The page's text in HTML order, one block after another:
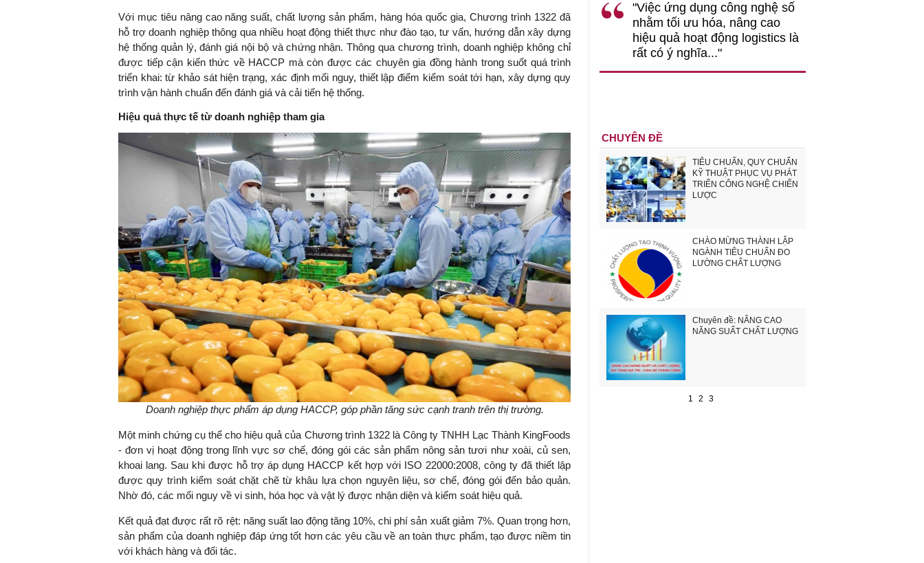
Với mục tiêu nâng cao năng suất, chất lượng sản phẩm, hàng hóa quốc gia, Chương trình 1322 đã
hỗ trợ doanh nghiệp thông qua nhiều hoạt động thiết thực như đào tạo, tư vấn, hướng dẫn xây dựng
hệ thống quản lý, đánh giá nội bộ và chứng nhận. Thông qua chương trình, doanh nghiệp không chỉ
được tiếp cận kiến thức về HACCP mà còn được các chuyên gia đồng hành trong suốt quá trình
triển khai: từ khảo sát hiện trạng, xác định mối nguy, thiết lập điểm kiểm soát tới hạn, xây dựng quy
trình vận hành chuẩn đến đánh giá và cải tiến hệ thống.
Hiệu quả thực tế từ doanh nghiệp tham gia
Doanh nghiệp thực phẩm áp dụng HACCP, góp phần tăng sức cạnh tranh trên thị trường.
Một minh chứng cụ thể cho hiệu quả của Chương trình 1322 là Công ty TNHH Lạc Thành KingFoods
- đơn vị hoạt động trong lĩnh vực sơ chế, đóng gói các sản phẩm nông sản tươi như xoài, củ sen,
khoai lang. Sau khi được hỗ trợ áp dụng HACCP kết hợp với ISO 22000:2008, công ty đã thiết lập
được quy trình kiểm soát chặt chẽ từ khâu lựa chọn nguyên liệu, sơ chế, đóng gói đến bảo quản.
Nhờ đó, các mối nguy về vi sinh, hóa học và vật lý được nhận diện và kiểm soát hiệu quả.
Kết quả đạt được rất rõ rệt: năng suất lao động tăng 10%, chi phí sản xuất giảm 7%. Quan trọng hơn,
sản phẩm của doanh nghiệp đáp ứng tốt hơn các yêu cầu về an toàn thực phẩm, tạo được niềm tin
với khách hàng và đối tác.
ngay từ bây giờ và trên thực tế
đang được tiến hành như tăng
đầu tư cho khoa học công
nghệ; ban hành các cơ chế
khuyến khích đổi mới sáng tạo,
khởi nghiệp..."
sách tài khóa không chỉ mang ý
nghĩa hỗ trợ ngắn hạn mà còn
đóng vai trò tạo nền tảng cho
tăng trưởng bền vững dài hạn.
"Việc ứng dụng công nghệ số
nhằm tối ưu hóa, nâng cao
hiệu quả hoạt động logistics là
rất có ý nghĩa..."
CHUYÊN ĐỀ
TIÊU CHUẨN, QUY CHUẨN
KỸ THUẬT PHỤC VỤ PHÁT
TRIỂN CÔNG NGHỆ CHIẾN
LƯỢC
CHÀO MỪNG THÀNH LẬP
NGÀNH TIÊU CHUẨN ĐO
LƯỜNG CHẤT LƯỢNG
Chuyên đề: NÂNG CAO
NĂNG SUẤT CHẤT LƯỢNG
1 2 3